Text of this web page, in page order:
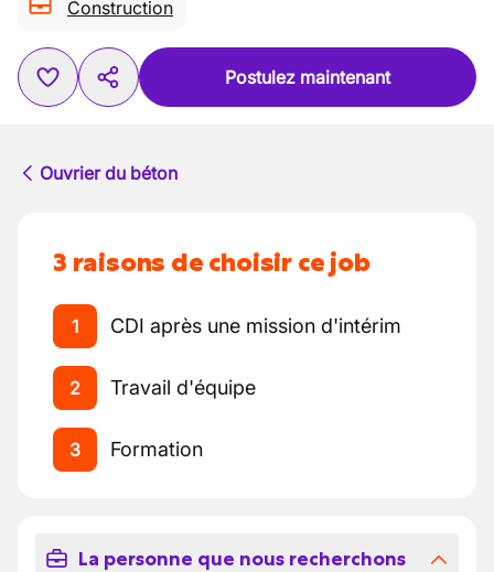
Construction
Postulez maintenant
Ouvrier du béton
3 raisons de choisir ce job
1 CDI après une mission d'intérim
2 Travail d'équipe
3 Formation
La personne que nous recherchons